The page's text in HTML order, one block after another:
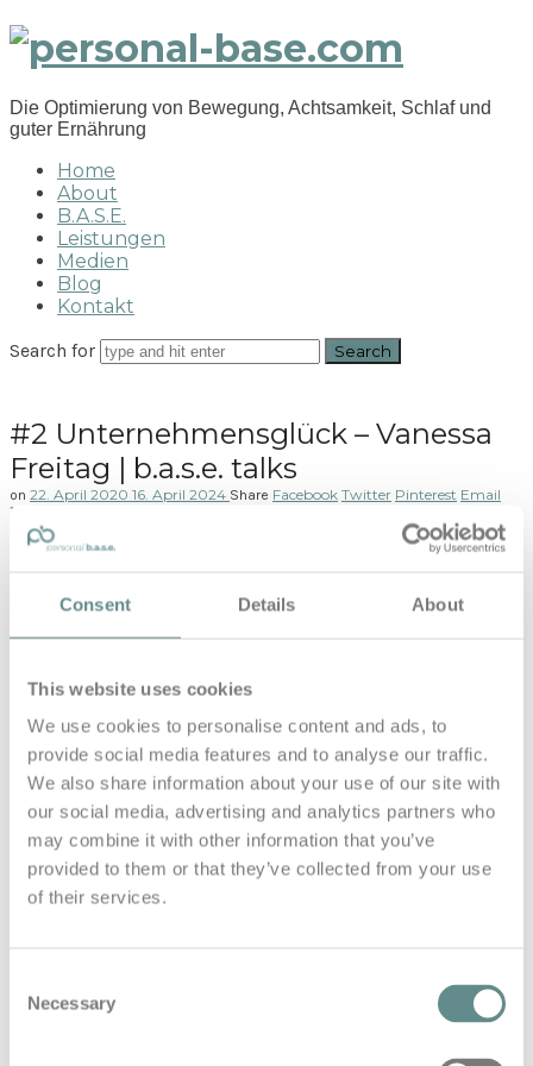
Consent Details About
This website uses cookies
We use cookies to personalise content and ads, to
provide social media features and to analyse our traffic.
We also share information about your use of our site with
our social media, advertising and analytics partners who
may combine it with other information that you’ve
provided to them or that they’ve collected from your use
of their services.
Selection
Necessary
personal-
base.com
Die Optimierung von Bewegung, Achtsamkeit, Schlaf und
guter Ernährung
Home
About
B.A.S.E.
Leistungen
Medien
Blog
Kontakt
Search for
#2 Unternehmensglück – Vanessa
Freitag | b.a.s.e. talks
on 22. April 2020 16. April 2024 Share Facebook Twitter Pinterest Email
104 Views
#2 Unternehmensglück - Vanessa
Freitag | b.a.s.e. talks
Unternehmensglück: Warum glückliche
sind und was sie anders machen
Host: Dipl.-Wirt.-Ing. (FH) Gerhard Moser
(https://www.personal-base.com)
Gast: Vanessa Freitag, MBA – Glückssuche bei Vanessa
Freitag (https://www.glueckssuche.de)
(Visited 104 times, 1 visits today)
Unternehmen
Vanessa Freitag